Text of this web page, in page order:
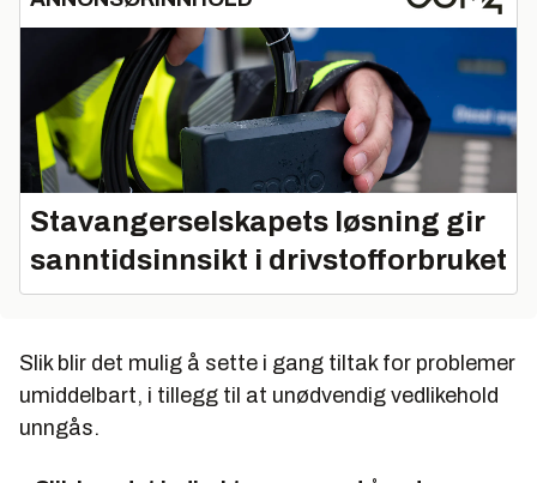
Stavangerselskapets løsning gir
sanntidsinnsikt i drivstofforbruket
Slik blir det mulig å sette i gang tiltak for problemer
umiddelbart, i tillegg til at unødvendig vedlikehold
unngås.